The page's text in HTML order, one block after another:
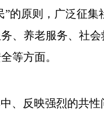
”的原则，广泛征
、养老服务、社
等方面。
、反映强烈的共